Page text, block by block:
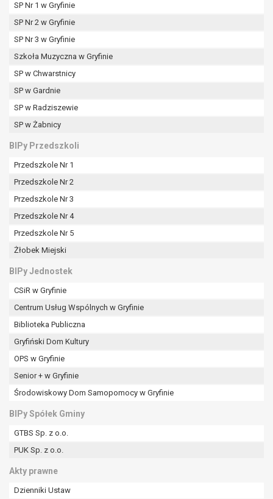
SP Nr 1 w Gryfinie
SP Nr 2 w Gryfinie
SP Nr 3 w Gryfinie
Szkoła Muzyczna w Gryfinie
SP w Chwarstnicy
SP w Gardnie
SP w Radziszewie
SP w Żabnicy
BIPy Przedszkoli
Przedszkole Nr 1
Przedszkole Nr 2
Przedszkole Nr 3
Przedszkole Nr 4
Przedszkole Nr 5
Żłobek Miejski
BIPy Jednostek
CSiR w Gryfinie
Centrum Usług Wspólnych w Gryfinie
Biblioteka Publiczna
Gryfiński Dom Kultury
OPS w Gryfinie
Senior + w Gryfinie
Środowiskowy Dom Samopomocy w Gryfinie
BIPy Spółek Gminy
GTBS Sp. z o.o.
PUK Sp. z o.o.
Akty prawne
Dzienniki Ustaw
cofnięcia tej zgody w dowolnym momencie.
Cofnięcie to nie ma wpływu na zgodność
przetwarzania, którego dokonano na podstawie
zgody przed jej cofnięciem.
organu nadzorczego na niezgodne z prawem
przetwarzanie Pani/Pana danych osobowych
przez administratora.
Organem właściwym do wniesienia skargi jest
W zależności od sfery, w której przetwarzane są
dane osobowe, podanie danych osobowych jest
umownym.
Pani/Pana dane nie będą poddawane
zautomatyzowanemu podejmowaniu decyzji, w